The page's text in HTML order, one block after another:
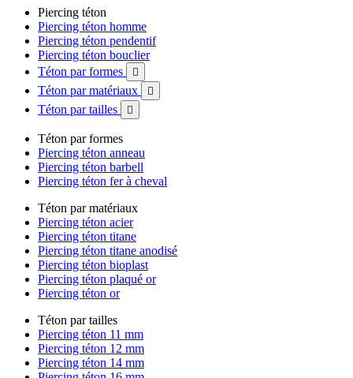
Piercing téton
Piercing téton homme
Piercing téton pendentif
Piercing téton bouclier
Téton par formes

Téton par matériaux 
Téton par tailles 
Téton par formes
Piercing téton anneau
Piercing téton barbell
Piercing téton fer à cheval
Téton par matériaux
Piercing téton acier
Piercing téton titane
Piercing téton titane anodisé
Piercing téton bioplast
Piercing téton plaqué or
Piercing téton or
Téton par tailles
Piercing téton 11 mm
Piercing téton 12 mm
Piercing téton 14 mm